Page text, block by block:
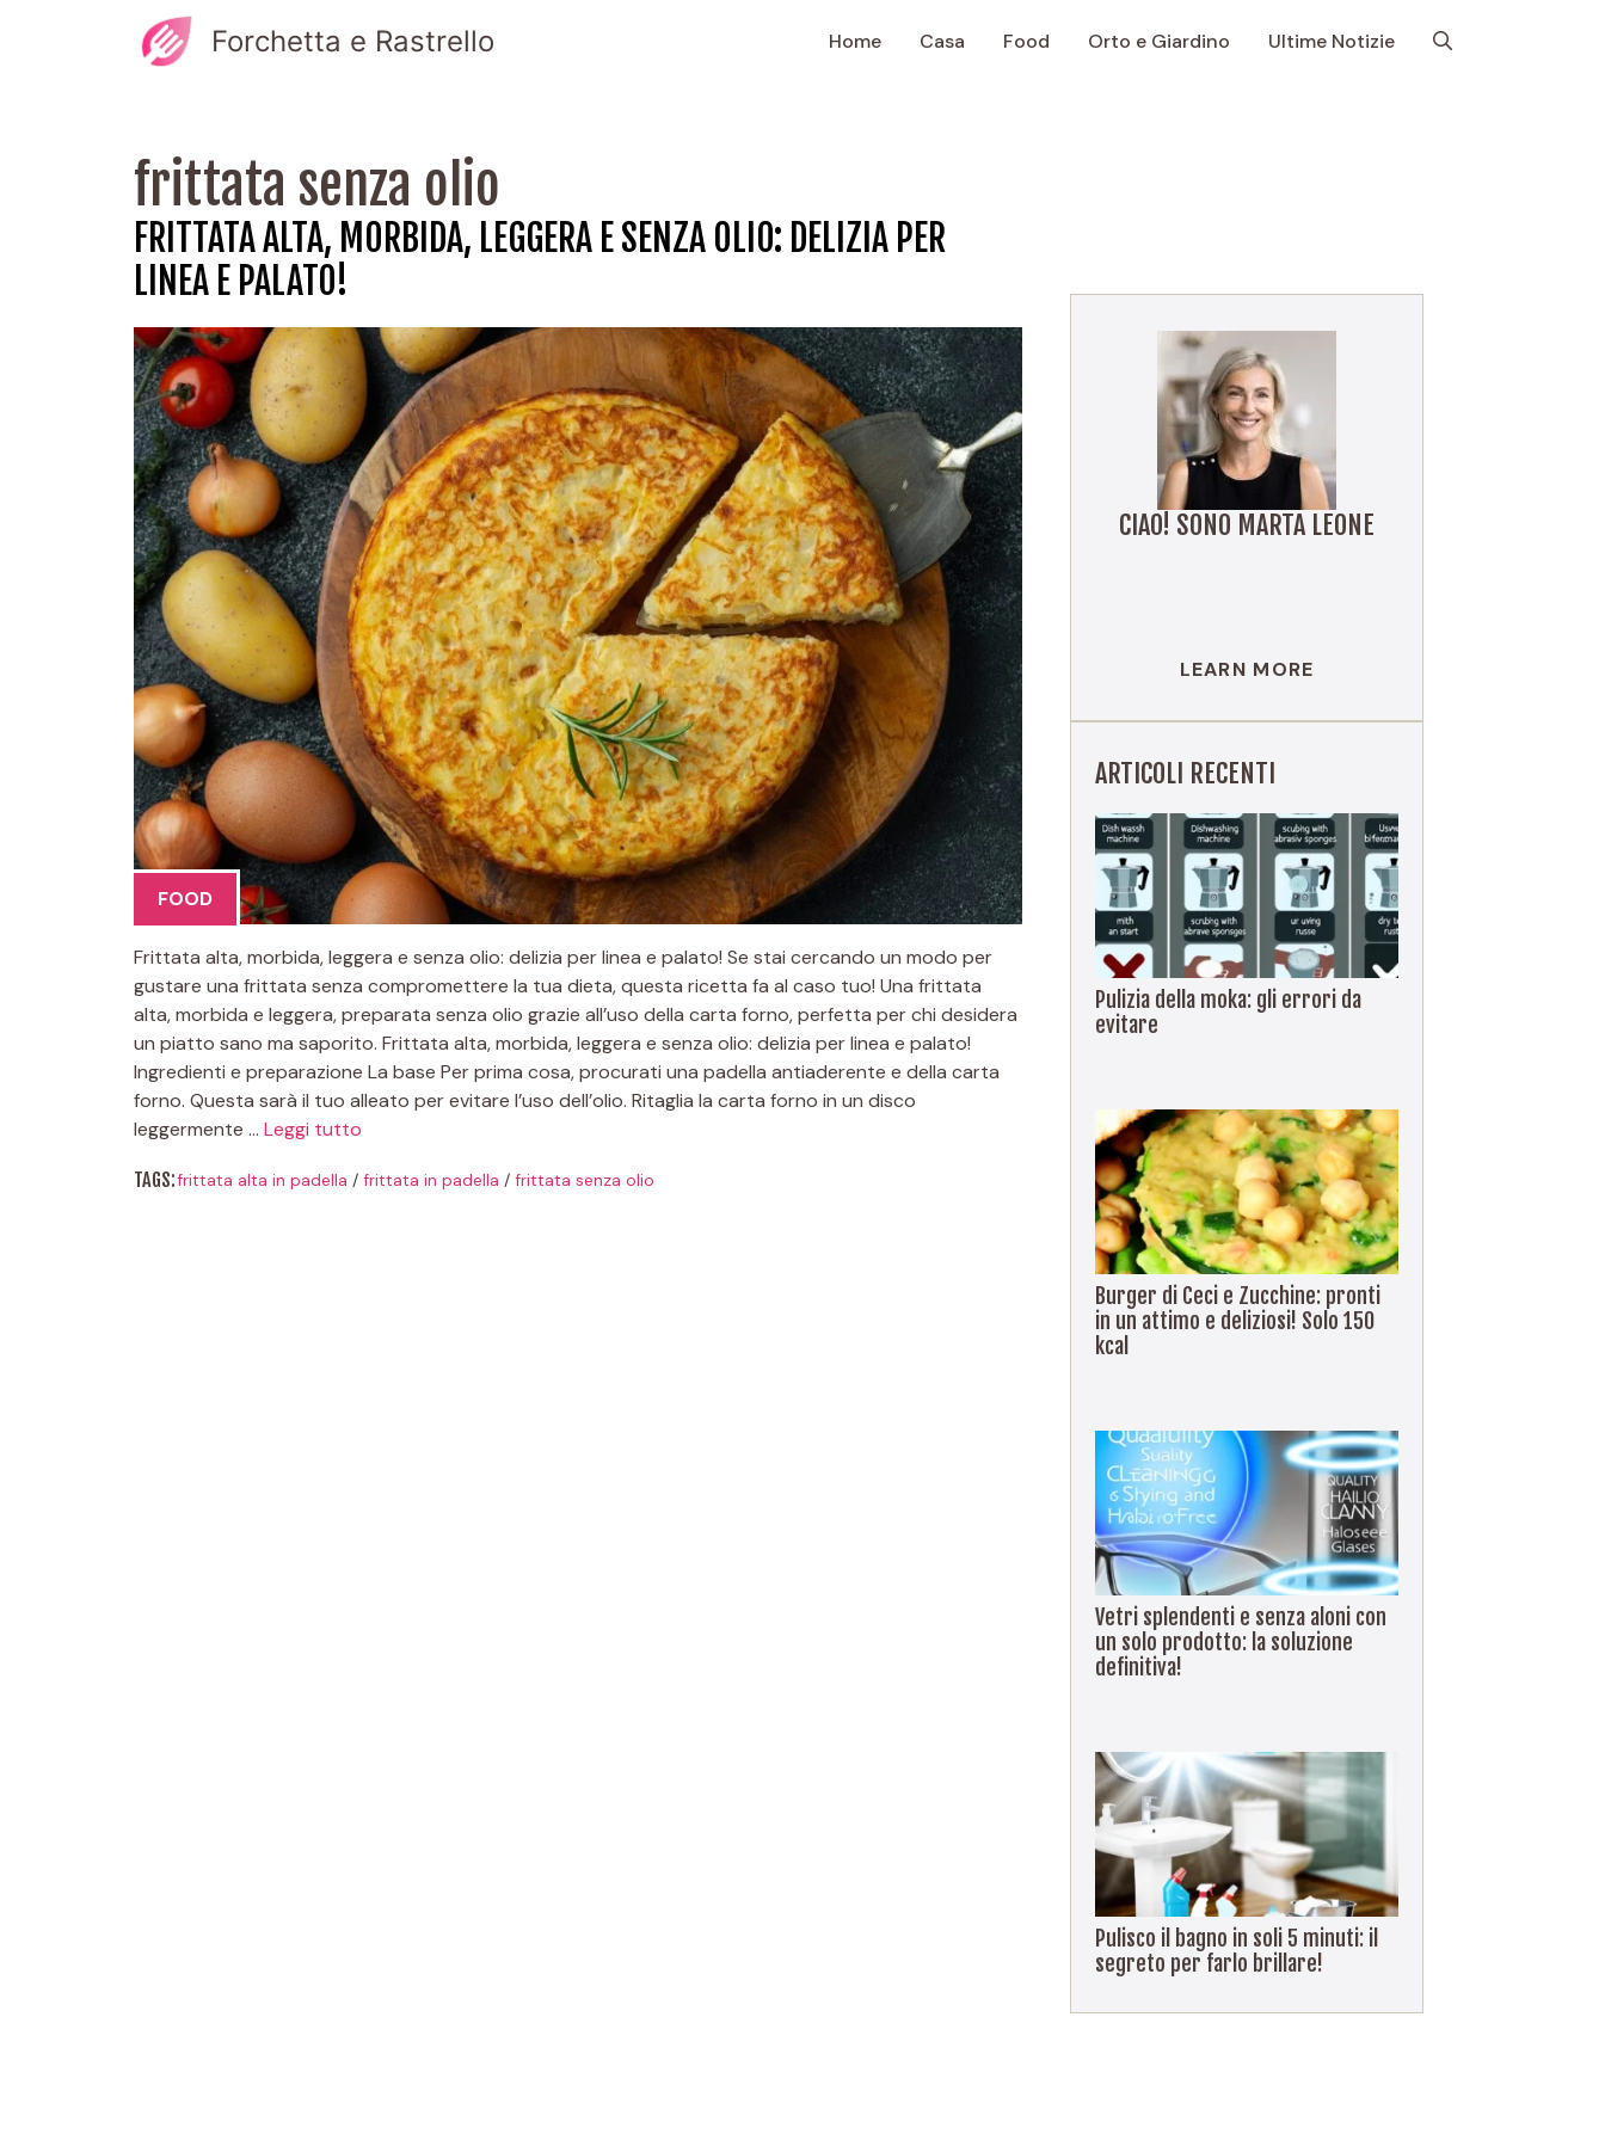
Forchetta e Rastrello Home Casa Food Orto e Giardino Ultime Notizie
frittata senza olio
FRITTATA ALTA, MORBIDA, LEGGERA E SENZA OLIO: DELIZIA PER
LINEA E PALATO!
FOOD
Frittata alta, morbida, leggera e senza olio: delizia per linea e palato! Se stai cercando un modo per
gustare una frittata senza compromettere la tua dieta, questa ricetta fa al caso tuo! Una frittata
alta, morbida e leggera, preparata senza olio grazie all’uso della carta forno, perfetta per chi desidera
un piatto sano ma saporito. Frittata alta, morbida, leggera e senza olio: delizia per linea e palato!
Ingredienti e preparazione La base Per prima cosa, procurati una padella antiaderente e della carta
forno. Questa sarà il tuo alleato per evitare l’uso dell’olio. Ritaglia la carta forno in un disco
leggermente … Leggi tutto
TAGS:frittata alta in padella / frittata in padella / frittata senza olio
CIAO! SONO MARTA LEONE
LEARN MORE
ARTICOLI RECENTI
Pulizia della moka: gli errori da
evitare
Burger di Ceci e Zucchine: pronti
in un attimo e deliziosi! Solo 150
kcal
Vetri splendenti e senza aloni con
un solo prodotto: la soluzione
definitiva!
Pulisco il bagno in soli 5 minuti: il
segreto per farlo brillare!